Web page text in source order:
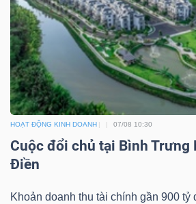
HOẠT ĐỘNG KINH DOANH 07/08 10:30
Cuộc đổi chủ tại Bình Trưng
Điền
Khoản doanh thu tài chính gần 900 tỷ